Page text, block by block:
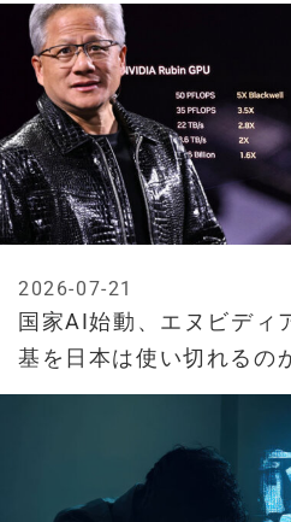
国家AI始動、エヌビディ
基を日本は使い切れるの
2026-07-21